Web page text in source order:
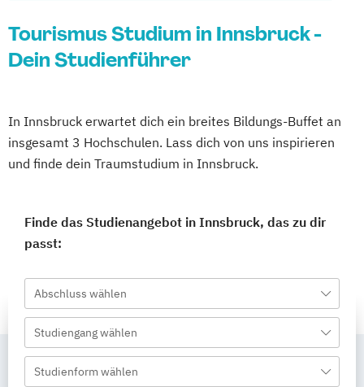
Tourismus Studium in Innsbruck -
Dein Studienführer
In Innsbruck erwartet dich ein breites Bildungs-Buffet an
insgesamt 3 Hochschulen. Lass dich von uns inspirieren
und finde dein Traumstudium in Innsbruck.
Finde das Studienangebot in Innsbruck, das zu dir
passt:
Abschluss wählen
Studiengang wählen
Studienform wählen